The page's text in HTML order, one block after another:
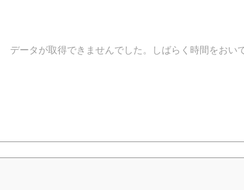
データが取得できませんでした。しばらく時間をおい